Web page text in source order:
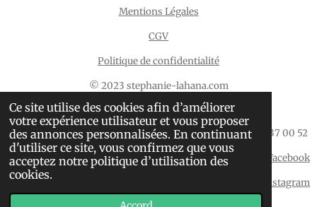
Ce site utilise des cookies afin d’améliorer
votre expérience utilisateur et vous proposer
des annonces personnalisées. En continuant
d'utiliser ce site, vous confirmez que vous
acceptez notre politique d’utilisation des
cookies.
Mentions Légales
CGV
Politique de confidentialité
© 2023 stephanie-lahana.com
Prendre rendez-vous : 06 64 37 00 52
Suivre mon actualité sur Facebook
Suivre mon actualité sur Instagram